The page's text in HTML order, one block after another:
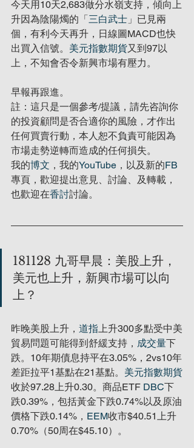
今天用10天2,683做分水嶺支持，傾向上
升因為陰陽燭的「三白武士 」已見兩
個，有利今天再升，日線圖MACD也快
出買入信號。 美元指數期貨又到97以
上，不知會否令新興市場有壓力。
早報再跟進。
註：這只是一個參考/提議，請先咨詢你
的投資顧問是否合適你的風險，才作出
任何買賣行動，本人恕不負責可能因為
市場走勢逆轉而造成的任何損失。
我的博文 ，我的YouTube ，以及新的FB
專頁，歡迎提出意見、討論、及轉載，
也歡迎在香討討論。
181128 九哥早晨：美股上升，
美元也上升，新興市場可以向
上？
昨晚美股上升， 道指上升300多點受中美
貿易問題可能得到舒緩支持， 成交量下
跌。10年期債息持平在3.05%，2vs10年
差距拉平1基點在21基點。 美元指數期貨
收於97.28上升0.30。商品ETF DBC下
跌0.39%，包括黃金下跌0.74%以及原油
價格下跌0.14%， EEM收市$40.51上升
0.70%（50周在$45.10）。